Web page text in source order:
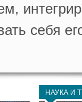
себя
НАУКА И